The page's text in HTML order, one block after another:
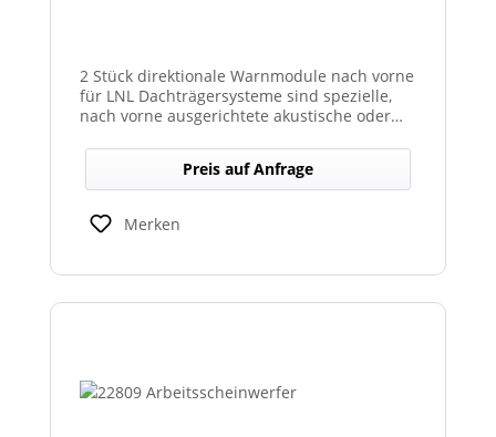
2 Stück direktionale Warnmodule nach vorne
für LNL Dachträgersysteme sind spezielle,
nach vorne ausgerichtete akustische oder
montiert werden, um in Fahrtrichtung
gezielte Warnsignale auszugeben. Sie
erhöhen die Sicht- und Hörbarkeit kritischer
Hinweise für Fahrer und Umfeld und sind
kompatibel mit den LNL-Trägersystemen zur
Einsatzfahrten.
Preis auf Anfrage
Merken